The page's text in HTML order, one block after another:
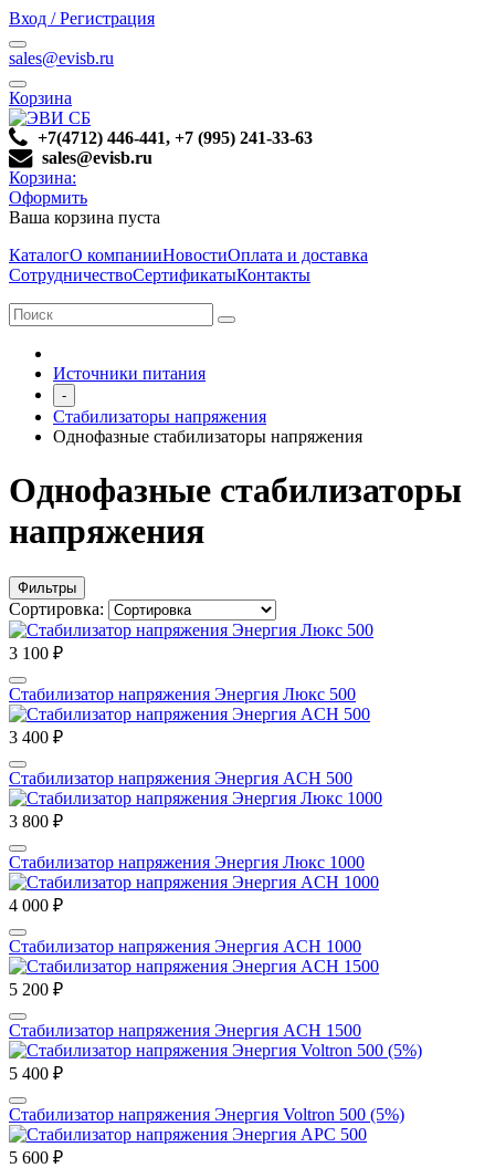
Вход / Регистрация
sales@evisb.ru
Корзина
+7(4712) 446-441, +7 (995) 241-33-63
sales@evisb.ru
Корзина:
Оформить
Ваша корзина пуста
КаталогО компанииНовостиОплата и доставка
СотрудничествоСертификатыКонтакты
Источники питания
-
Стабилизаторы напряжения
Однофазные стабилизаторы напряжения
Однофазные стабилизаторы
напряжения
Фильтры
Сортировка:
3 100 ₽
Стабилизатор напряжения Энергия Люкс 500
3 400 ₽
Стабилизатор напряжения Энергия ACH 500
3 800 ₽
Стабилизатор напряжения Энергия Люкс 1000
4 000 ₽
Стабилизатор напряжения Энергия ACH 1000
5 200 ₽
Стабилизатор напряжения Энергия ACH 1500
5 400 ₽
Стабилизатор напряжения Энергия Voltron 500 (5%)
5 600 ₽